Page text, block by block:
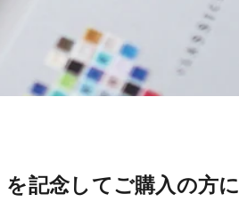
記念してご購入の方に